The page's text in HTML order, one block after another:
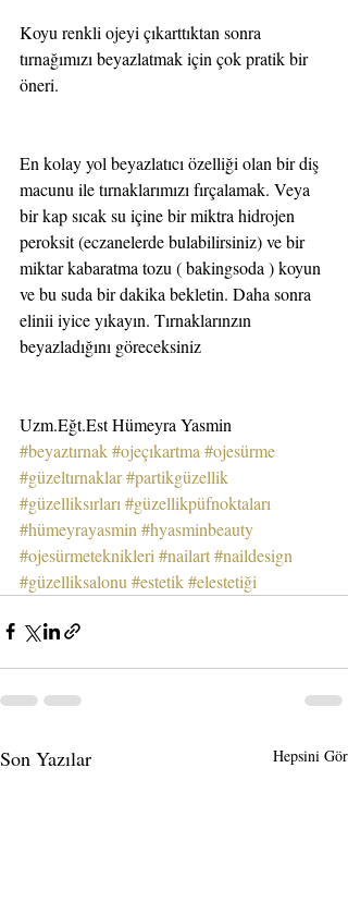
Koyu renkli ojeyi çıkarttıktan sonra
tırnağımızı beyazlatmak için çok pratik bir
öneri.
En kolay yol beyazlatıcı özelliği olan bir diş
macunu ile tırnaklarımızı fırçalamak. Veya
bir kap sıcak su içine bir miktra hidrojen
peroksit (eczanelerde bulabilirsiniz) ve bir
miktar kabaratma tozu ( bakingsoda ) koyun
ve bu suda bir dakika bekletin. Daha sonra
elinii iyice yıkayın. Tırnaklarınzın
beyazladığını göreceksiniz
Uzm.Eğt.Est Hümeyra Yasmin
#beyaztırnak#ojeçıkartma #ojesürme
#güzeltırnaklar#partikgüzellik
#güzelliksırları #güzellikpüfnoktaları
#hümeyrayasmin #hyasminbeauty
#ojesürmeteknikleri #nailart#naildesign
#güzelliksalonu #estetik#elestetiği
Son Yazılar Hepsini Gör